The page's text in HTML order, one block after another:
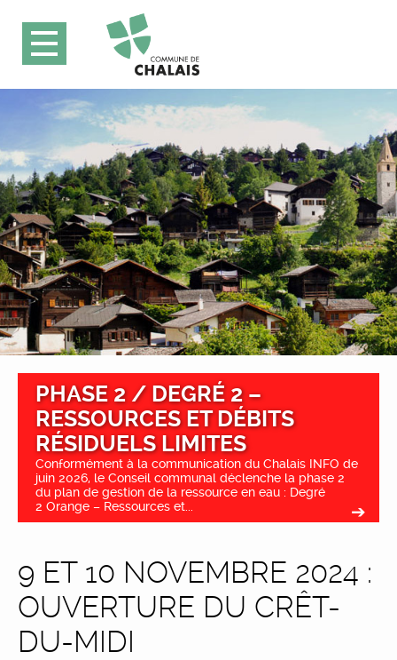
PHASE 2 / DEGRÉ 2 –
RESSOURCES ET DÉBITS
RÉSIDUELS LIMITES
Conformément à la communication du Chalais INFO de
juin 2026, le Conseil communal déclenche la phase 2
du plan de gestion de la ressource en eau : Degré
2 Orange – Ressources et...
9 ET 10 NOVEMBRE 2024 :
OUVERTURE DU CRÊT-
DU-MIDI